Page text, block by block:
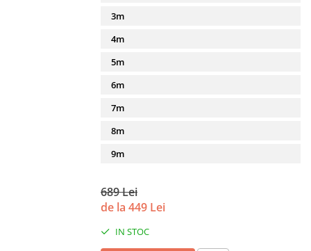
3m
4m
5m
6m
7m
8m
9m
689 Lei
de la 449 Lei
IN STOC